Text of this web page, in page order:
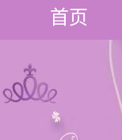
首页